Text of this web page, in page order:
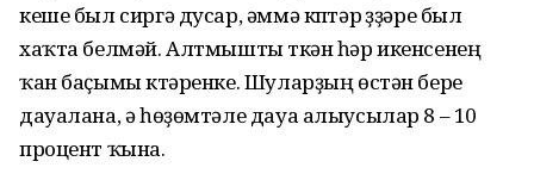
кеше был сиргә дусар, әммә күптәр үҙҙәре был
хаҡта белмәй. Алтмышты үткән һәр икенсенең
ҡан баҫымы күтәренке. Шуларҙың өстән бере
дауалана, ә һөҙөмтәле дауа алыусылар 8 – 10
процент ҡына.